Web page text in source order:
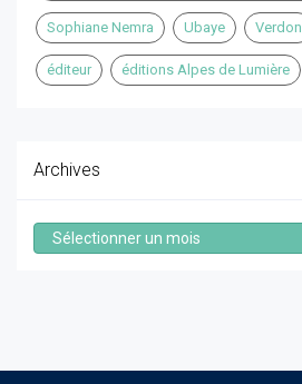
Sophiane Nemra Ubaye Verdon
éditeur éditions Alpes de Lumière
Archives
Archives